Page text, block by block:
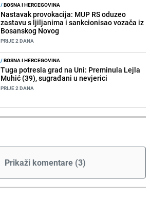
/BOSNA I HERCEGOVINA
Nastavak provokacija: MUP RS oduzeo
zastavu s ljiljanima i sankcionisao vozača iz
Bosanskog Novog
PRIJE 2 DANA
/BOSNA I HERCEGOVINA
Tuga potresla grad na Uni: Preminula Lejla
Muhić (39), sugrađani u nevjerici
PRIJE 2 DANA
Prikaži komentare (3)